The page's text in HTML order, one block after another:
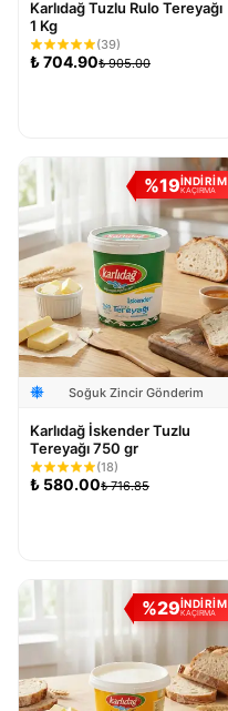
Karlıdağ Tuzlu Rulo Tereyağı
1 Kg
(39)
₺704.90₺ 905.00
%19İNDİRİM
KAÇIRMA
Soğuk Zincir Gönderim
Karlıdağ İskender Tuzlu
Tereyağı 750 gr
(18)
₺ 580.00₺ 716.85
%29İNDİRİM
KAÇIRMA